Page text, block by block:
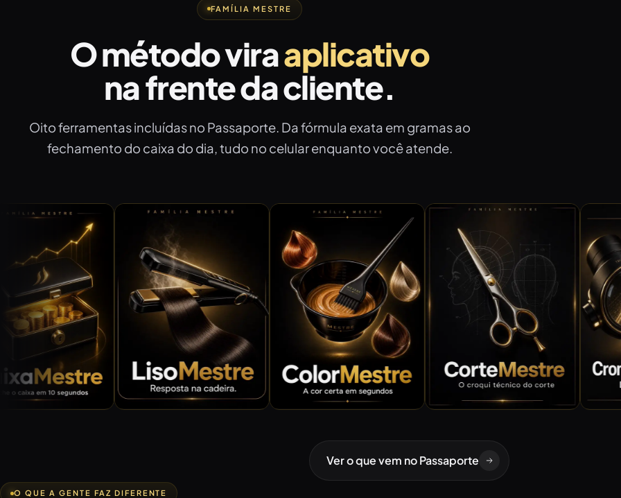
FAMÍLIA MESTRE
O método viraaplicativo
na frente da cliente.
Oito ferramentas incluídas no Passaporte. Da fórmula exata em gramas ao
fechamento do caixa do dia, tudo no celular enquanto você atende.
Ver o que vem no Passaporte
O QUE A GENTE FAZ DIFERENTE